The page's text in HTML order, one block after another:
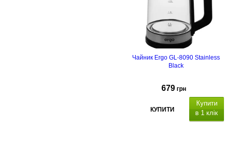
. Роз'єми:
Енергетична етикетка
Чайник Ergo GL-8090 Stainless
Black
679 грн
КУПИТИ
Купити
в 1 клік